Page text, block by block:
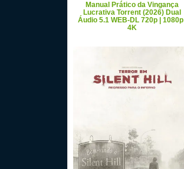
Manual Prático da Vingança
Lucrativa Torrent (2026) Dual
Áudio 5.1 WEB-DL 720p | 1080p |
4K